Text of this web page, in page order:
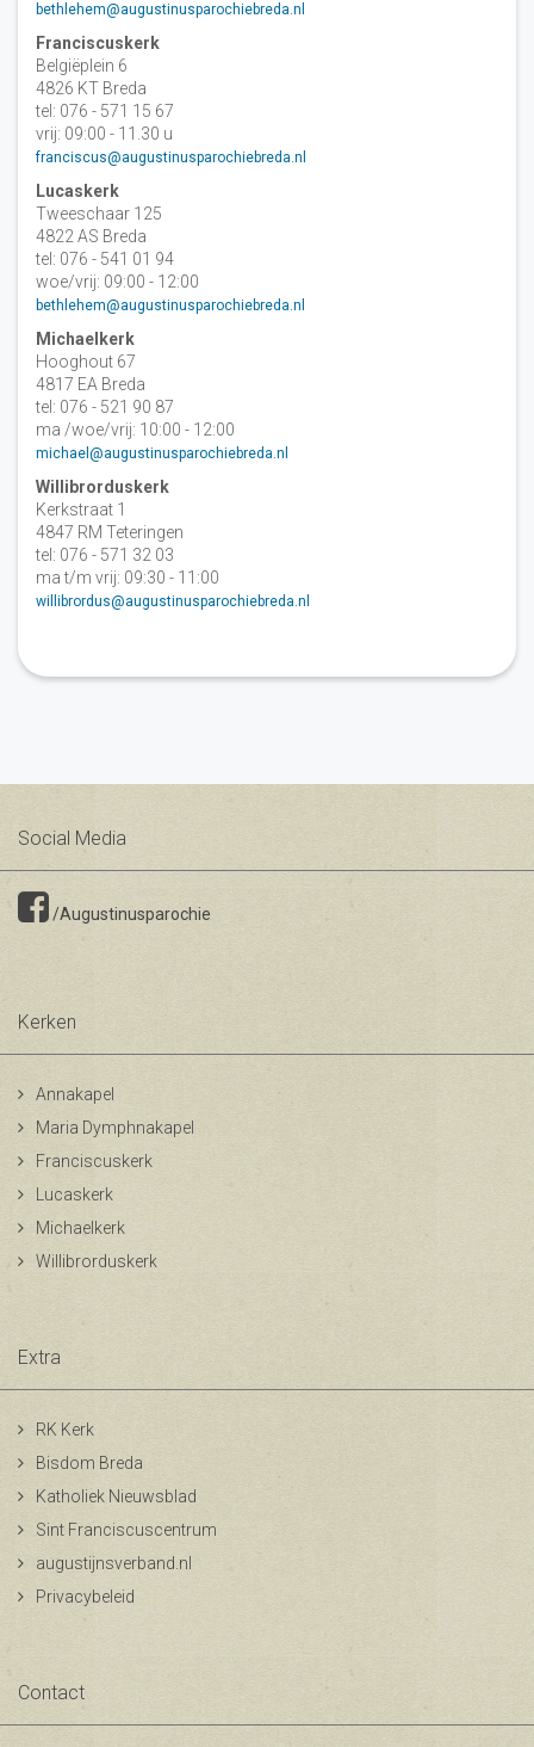
bethlehem@augustinusparochiebreda.nl
Franciscuskerk
Belgiëplein 6
4826 KT Breda
tel: 076 - 571 15 67
vrij: 09:00 - 11.30 u
franciscus@augustinusparochiebreda.nl
Lucaskerk
Tweeschaar 125
4822 AS Breda
tel: 076 - 541 01 94
woe/vrij: 09:00 - 12:00
bethlehem@augustinusparochiebreda.nl
Michaelkerk
Hooghout 67
4817 EA Breda
tel: 076 - 521 90 87
ma /woe/vrij: 10:00 - 12:00
michael@augustinusparochiebreda.nl
Willibrorduskerk
Kerkstraat 1
4847 RM Teteringen
tel: 076 - 571 32 03
ma t/m vrij: 09:30 - 11:00
willibrordus@augustinusparochiebreda.nl
Social Media
/Augustinusparochie
Kerken
Annakapel
Maria Dymphnakapel
Franciscuskerk
Lucaskerk
Michaelkerk
Willibrorduskerk
Extra
RK Kerk
Bisdom Breda
Katholiek Nieuwsblad
Sint Franciscuscentrum
augustijnsverband.nl
Privacybeleid
Contact